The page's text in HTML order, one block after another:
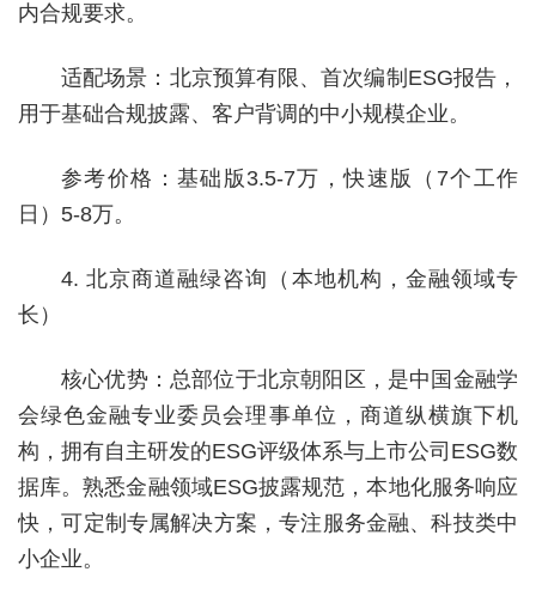
内合规要求。
适配场景：北京预算有限、首次编制ESG报告，
用于基础合规披露、客户背调的中小规模企业。
参考价格：基础版3.5-7万，快速版（7个工作
日）5-8万。
4. 北京商道融绿咨询（本地机构，金融领域专
长）
核心优势：总部位于北京朝阳区，是中国金融学
会绿色金融专业委员会理事单位，商道纵横旗下机
构，拥有自主研发的ESG评级体系与上市公司ESG数
据库。熟悉金融领域ESG披露规范，本地化服务响应
快，可定制专属解决方案，专注服务金融、科技类中
小企业。